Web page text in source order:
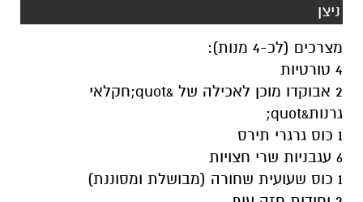
ניצן
מצרכים (לכ-4 מנות):
4 טורטיות
2 אבוקדו מוכן לאכילה של &quot;חקלאי
גרנות&quot;
1 כוס גרגרי תירס
6 עגבניות שרי חצויות
1 כוס שעועית שחורה (מבושלת ומסוננת)